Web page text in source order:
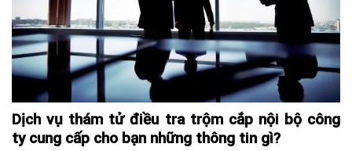
Dịch vụ thám tử điều tra trộm cắp nội bộ công
ty cung cấp cho bạn những thông tin gì?